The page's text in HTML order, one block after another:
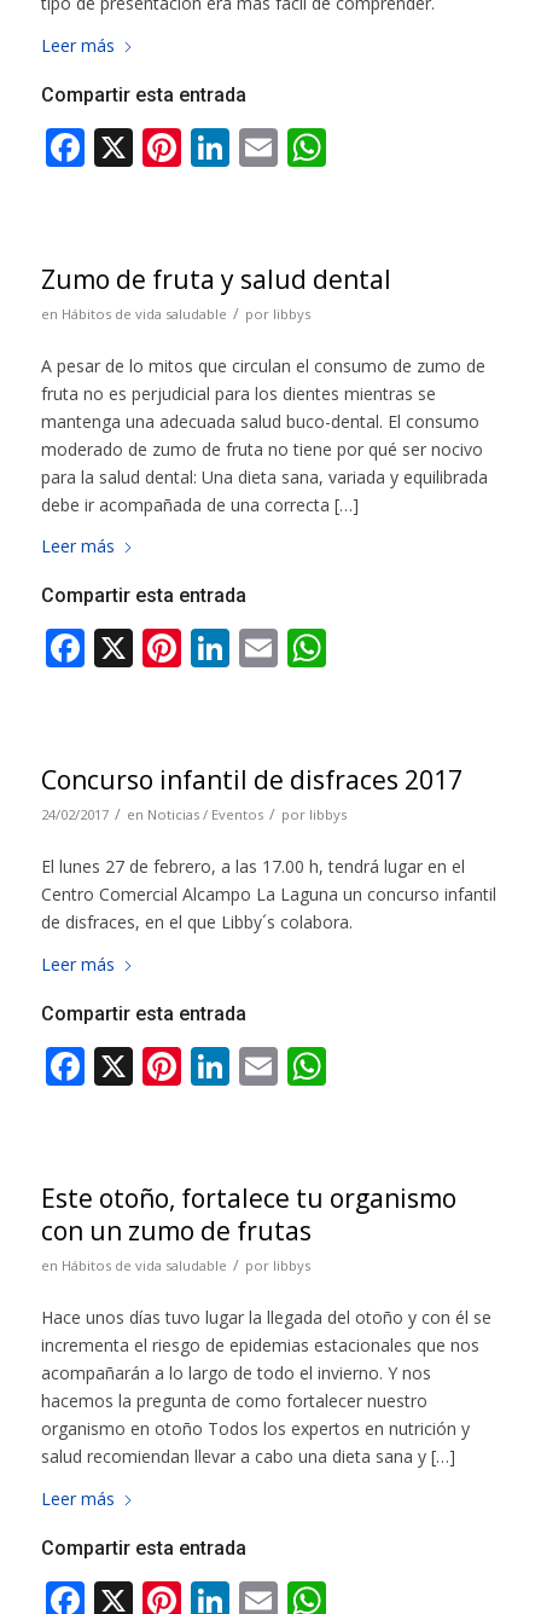
Leer más
Compartir esta entrada
Zumo de fruta y salud dental
en Hábitos de vida saludable / por libbys
A pesar de lo mitos que circulan el consumo de zumo de
fruta no es perjudicial para los dientes mientras se
mantenga una adecuada salud buco-dental. El consumo
moderado de zumo de fruta no tiene por qué ser nocivo
para la salud dental: Una dieta sana, variada y equilibrada
debe ir acompañada de una correcta […]
Leer más
Compartir esta entrada
Concurso infantil de disfraces 2017
24/02/2017 / en Noticias / Eventos / por libbys
El lunes 27 de febrero, a las 17.00 h, tendrá lugar en el
Centro Comercial Alcampo La Laguna un concurso infantil
de disfraces, en el que Libby´s colabora.
Leer más
Compartir esta entrada
Este otoño, fortalece tu organismo
con un zumo de frutas
en Hábitos de vida saludable / por libbys
Hace unos días tuvo lugar la llegada del otoño y con él se
incrementa el riesgo de epidemias estacionales que nos
acompañarán a lo largo de todo el invierno. Y nos
hacemos la pregunta de como fortalecer nuestro
organismo en otoño Todos los expertos en nutrición y
salud recomiendan llevar a cabo una dieta sana y […]
Leer más
Compartir esta entrada